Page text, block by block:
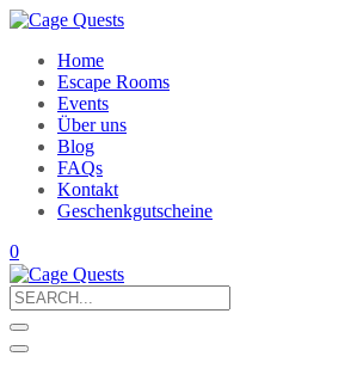
Home
Escape Rooms
Events
Über uns
Blog
FAQs
Kontakt
Geschenkgutscheine
0
Search
for: